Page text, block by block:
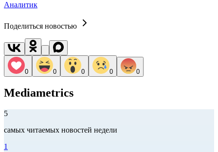
Аналитик
Поделиться новостью
0 0 0 0 0
Mediametrics
5
самых читаемых новостей недели
1